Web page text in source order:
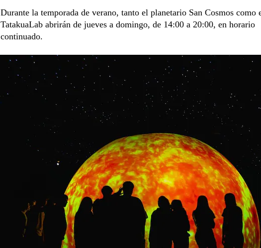
Durante la temporada de verano, tanto el planetario San Cosmos como
TatakuaLab abrirán de jueves a domingo, de 14:00 a 20:00, en horario
continuado.